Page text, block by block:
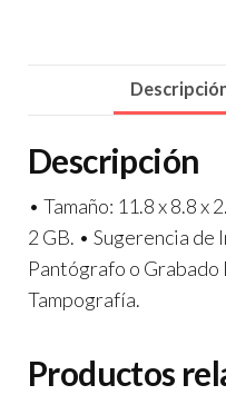
Descripción
• Tamaño: 11.8 x 8.8 x
2 GB. • Sugerencia
Pantógrafo o Grabado
Tampografía.
Productos